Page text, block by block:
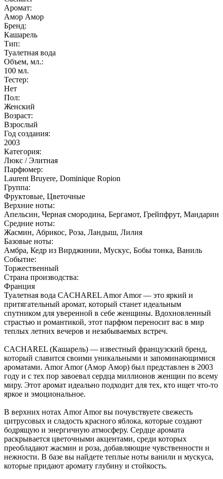
Аромат:
Амор Амор
Бренд:
Кашарель
Тип:
Туалетная вода
Объем, мл.:
100 мл.
Тестер:
Нет
Пол:
Женский
Возраст:
Взрослый
Год создания:
2003
Категория:
Люкс / Элитная
Парфюмер:
Laurent Bruyere, Dominique Ropion
Группа:
Фруктовые, Цветочные
Верхние ноты:
Апельсин, Черная смородина, Бергамот, Грейпфрут, Мандарин
Средние ноты:
Жасмин, Абрикос, Роза, Ландыш, Лилия
Базовые ноты:
Амбра, Кедр из Вирджинии, Мускус, Бобы тонка, Ваниль
Событие:
Торжественный
Страна производства:
Франция
Туалетная вода CACHAREL Amor Amor — это яркий и
притягательный аромат, который станет идеальным
спутником для уверенной в себе женщины. Вдохновленный
страстью и романтикой, этот парфюм переносит вас в мир
теплых летних вечеров и незабываемых встреч.
CACHAREL (Кашарель) — известный французский бренд,
который славится своими уникальными и запоминающимися
ароматами. Amor Amor (Амор Амор) был представлен в 2003
году и с тех пор завоевал сердца миллионов женщин по всему
миру. Этот аромат идеально подходит для тех, кто ищет что-то
яркое и эмоциональное.
В верхних нотах Amor Amor вы почувствуете свежесть
цитрусовых и сладость красного яблока, которые создают
бодрящую и энергичную атмосферу. Сердце аромата
раскрывается цветочными акцентами, среди которых
преобладают жасмин и роза, добавляющие чувственности и
нежности. В базе вы найдете теплые ноты ванили и мускуса,
которые придают аромату глубину и стойкость.